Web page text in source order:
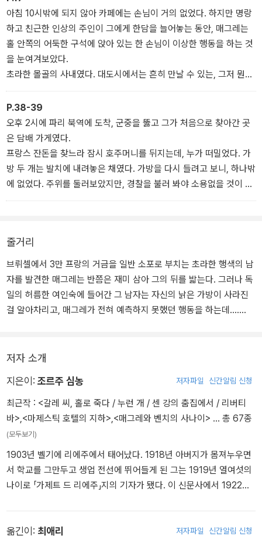
일의 허름한 여인숙에 들어간 그 남자는 자신의 낡은 가방이 사라진
걸 알아차리고, 전혀 예측하지 못했던 행동을 하는데…. 특유의 심리
수사로 사건의 본질을 파헤쳐 내는 파리 경찰청 기동 수사대 매그레
반장의 활약이 펼쳐진다.
아침 10시밖에 되지 않아 카페에는 손님이 거의 없었다. 하지만 명랑
하고 친근한 인상의 주인이 그에게 한담을 늘어놓는 동안, 매그레는
홀 안쪽의 어둑한 구석에 앉아 있는 한 손님이 이상한 행동을 하는 것
을 눈여겨보았다.
초라한 몰골의 사내였다. 대도시에서는 흔히 만날 수 있는, 그저 뭔가
요행을 바라는 <전문적 백수>로 보였다.
그런데 그는 주머니에서 1천 프랑짜리 지폐를 수북이 꺼내 세더니, 회
색 종이로 포장을 한 다음 보퉁이를 노끈으로 묶어서 그 위에 주소를
쓰는 것이었다.
지폐가 적어도 30장은 되었다. 3만 벨기에 프랑이다! 매그레는 미간
을 모았다. 사내가 다 마신 커피 값을 치르고 나가자, 그는 그 뒤를 밟
아 근처의 우체국까지 따라갔다.
P.38-39
오후 2시에 파리 북역에 도착, 군중을 뚫고 그가 처음으로 찾아간 곳
은 담배 가게였다.
프랑스 잔돈을 찾느라 잠시 호주머니를 뒤지는데, 누가 떠밀었다. 가
방 두 개는 발치에 내려놓은 채였다. 가방을 다시 들려고 보니, 하나밖
에 없었다. 주위를 둘러보았지만, 경찰을 불러 봐야 소용없을 것이 뻔
했다.
다.
도둑은 헌 신문지가 든 가방을 가져간 것이었다.
그저 역 주변에 어정대는 좀도둑이었을까? 그렇다면 하필 그렇게 초
라한 가방을 훔친다는 것이 이상하지 않은가?
매그레는 택시를 잡아타고, 길거리의 친숙한 소음과 담배 연기를 함
그는 리샤르르누아르 가의 자기 집에 들러 옷도 갈아입고 아내에게
<정말로 노린 것이 양복 B였다면, 내가 그걸 가지고 몇 시에 도착한다
는 것을 파리에 있는 누가 대체 어떻게 알 수 있었을까?>
줄거리
브뤼셀에서 3만 프랑의 거금을 일반 소포로 부치는 초라한 행색의 남
자를 발견한 매그레는 반쯤은 재미 삼아 그의 뒤를 밟는다. 그러나 독
일의 허름한 여인숙에 들어간 그 남자는 자신의 낡은 가방이 사라진
걸 알아차리고, 매그레가 전혀 예측하지 못했던 행동을 하는데…….
저자 소개
지은이: 조르주 심농 저자파일 신간알림 신청
최근작 : <갈레 씨, 홀로 죽다 / 누런 개 / 센 강의 춤집에서 / 리버티
바>,<마제스틱 호텔의 지하>,<매그레와 벤치의 사나이> … 총 67종
(모두보기)
1903년 벨기에 리에주에서 태어났다. 1918년 아버지가 몸져누우면
서 학교를 그만두고 생업 전선에 뛰어들게 된 그는 1919년 열여섯의
나이로 「가제트 드 리에주」지의 기자가 됐다. 이 신문사에서 1922년
필명으로 대중 소설들을 써내며 작가적 입지를 굳혀 나갔다. 항해에
옮긴이: 최애리 저자파일 신간알림 신청